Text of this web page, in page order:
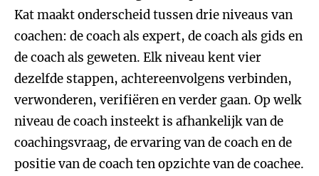
Kat maakt onderscheid tussen drie niveaus van
coachen: de coach als expert, de coach als gids en
de coach als geweten. Elk niveau kent vier
dezelfde stappen, achtereenvolgens verbinden,
verwonderen, verifiëren en verder gaan. Op welk
niveau de coach insteekt is afhankelijk van de
coachingsvraag, de ervaring van de coach en de
positie van de coach ten opzichte van de coachee.